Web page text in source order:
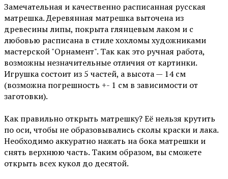
Замечательная и качественно расписанная русская
матрешка. Деревянная матрешка выточена из
древесины липы, покрыта глянцевым лаком и с
любовью расписана в стиле хохломы художниками
мастерской "Орнамент". Так как это ручная работа,
возможны незначительные отличия от картинки.
Игрушка состоит из 5 частей, а высота — 14 см
(возможна погрешность +- 1 см в зависимости от
заготовки).
Как правильно открыть матрешку? Её нельзя крутить
по оси, чтобы не образовывались сколы краски и лака.
Необходимо аккуратно нажать на бока матрешки и
снять верхнюю часть. Таким образом, вы сможете
открыть всех кукол до десятой.